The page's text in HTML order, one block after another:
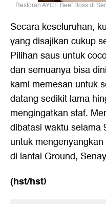
Restoran AYCE Beef Boss di
Secara keseluruhan,
yang disajikan cukup
Pilihan saus untuk
dan semuanya bisa
kami memesan untuk
datang sedikit lama
mengingatkan staf.
dibatasi waktu selama
untuk
di lantai Ground,
(hst/hst)